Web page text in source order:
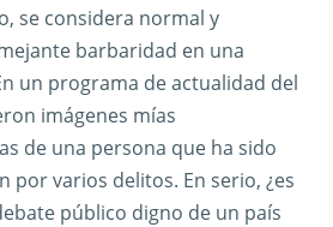
se considera normal y
barbaridad en una
un programa de actualidad del
imágenes mías
de una persona que ha sido
por varios delitos. En serio, ¿es
público digno de un país